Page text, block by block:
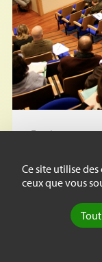
Ce site utilise
ceux que vous
Essai
Le
Le